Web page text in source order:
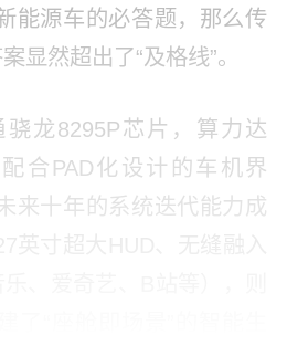
能源车的必答题，那么传
显然超出了“及格线”。
龙8295P芯片，算力达
合PAD化设计的车机界
来十年的系统迭代能力成